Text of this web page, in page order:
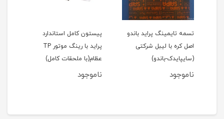
تسمه تایمینگ پراید باندو
اصل کره با لیبل شرکتی
(سایپایدک-باندو)
ناموجود
پیستون کامل استاندارد
پراید با رینگ موتور TP
عظام(با ملحقات کامل)
ناموجود